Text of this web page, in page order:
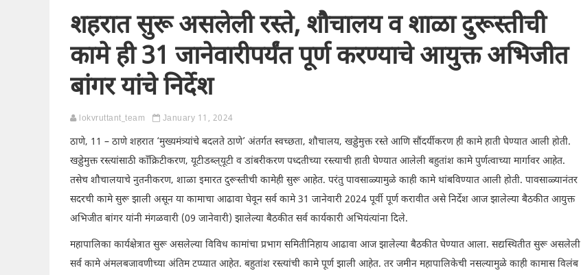
शहरात सुरू असलेली रस्ते, शौचालय व शाळा दुरूस्तीची
कामे ही 31 जानेवारीपर्यंत पूर्ण करण्याचे आयुक्त अभिजीत
बांगर यांचे निर्देश
lokvruttant_team January 11, 2024
ठाणे, 11 – ठाणे शहरात ‘मुख्यमंत्र्यांचे बदलते ठाणे’ अंतर्गत स्वच्छता, शौचालय, खड्डेमुक्त रस्ते आणि सौंदर्यीकरण ही कामे हाती घेण्यात आली होती.
खड्डेमुक्त रस्त्यांसाठी काँक्रिटीकरण, यूटीडब्ल्‌यूटी व डांबरीकरण पध्दतीच्या रस्त्याची हाती घेण्यात आलेली बहुतांश कामे पुर्णत्वाच्या मार्गावर आहेत.
तसेच शौचालयाचे नुतनीकरण, शाळा इमारत दुरूस्तीची कामेही सुरू आहेत. परंतु पावसाळ्यामुळे काही कामे थांबविण्यात आली होती. पावसाळ्यानंतर
सदरची कामे सुरू झाली असून या कामाचा आढावा घेवून सर्व कामे 31 जानेवारी 2024 पूर्वी पूर्ण करावीत असे निर्देश आज झालेल्या बैठकीत आयुक्त
अभिजीत बांगर यांनी मंगळवारी (09 जानेवारी) झालेल्या बैठकीत सर्व कार्यकारी अभियंत्यांना दिले.
महापालिका कार्यक्षेत्रात सुरू असलेल्या विविध कामांचा प्रभाग समितीनिहाय आढावा आज झालेल्या बैठकीत घेण्यात आला. सद्यस्थितीत सुरू असलेली
सर्व कामे अंमलबजावणीच्या अंतिम टप्प्यात आहेत. बहुतांश रस्त्यांची कामे पूर्ण झाली आहेत. तर जमीन महापालिकेची नसल्यामुळे काही कामास विलंब